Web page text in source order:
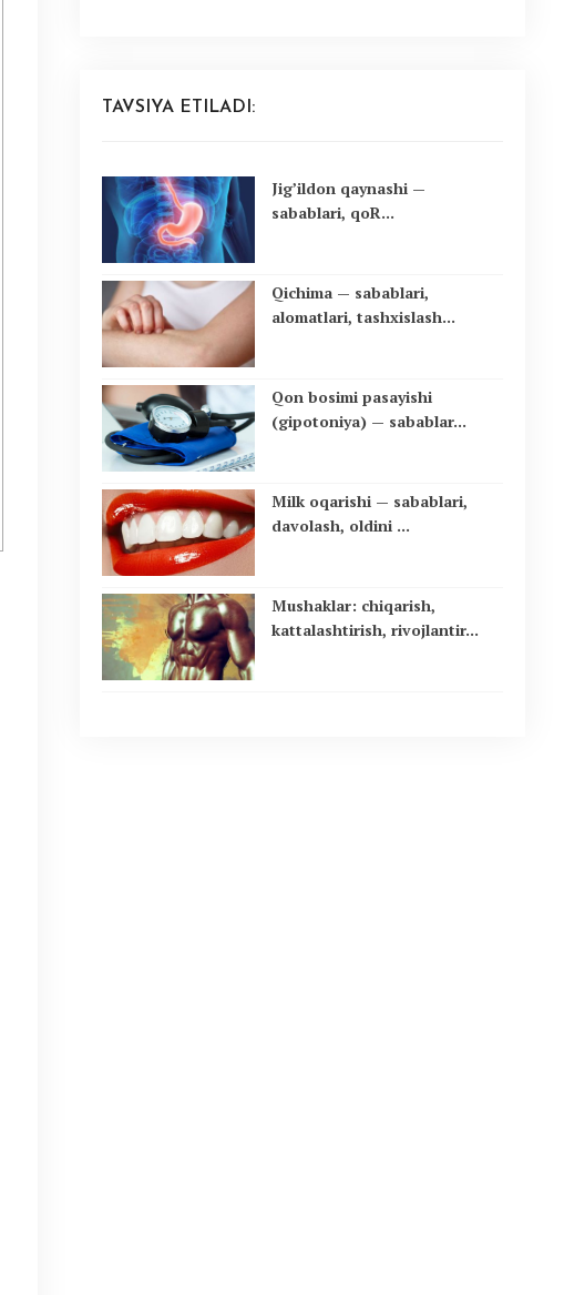
TAVSIYA ETILADI:
Jig’ildon qaynashi —
sabablari, qoR...
Qichima — sabablari,
alomatlari, tashxislash...
Qon bosimi pasayishi
(gipotoniya) — sabablar...
Milk oqarishi — sabablari,
davolash, oldini ...
Mushaklar: chiqarish,
kattalashtirish, rivojlantir...